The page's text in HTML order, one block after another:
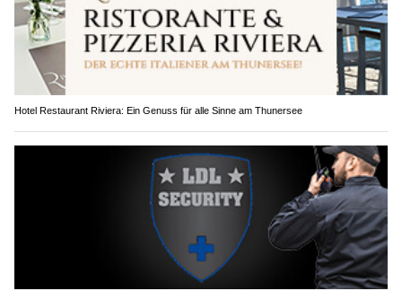
Hotel Restaurant Riviera: Ein Genuss für alle Sinne am Thunersee